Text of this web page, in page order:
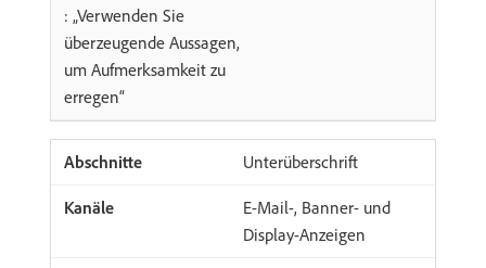
: „Verwenden Sie
überzeugende Aussagen,
um Aufmerksamkeit zu
erregen“
Unterüberschrift
E-Mail-, Banner- und
Display-Anzeigen